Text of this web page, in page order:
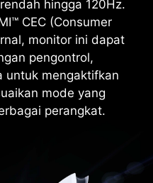
hingga 120Hz.
CEC (Consumer
monitor ini dapat
pengontrol,
untuk mengaktifkan
mode yang
perangkat.
terlepas dari